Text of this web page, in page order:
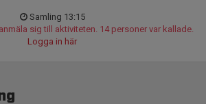
Samling 13:15
sig till aktiviteten. 14 personer var kallade.
Logga in här